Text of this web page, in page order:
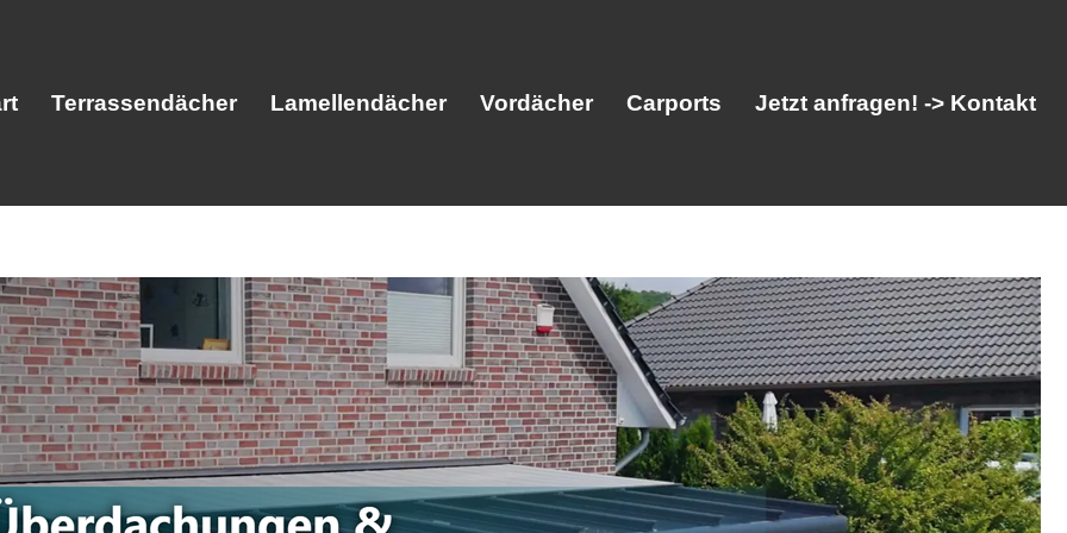
Terrassendächer Lamellendächer Vordächer Carports Jetzt anfragen! -> Kontakt